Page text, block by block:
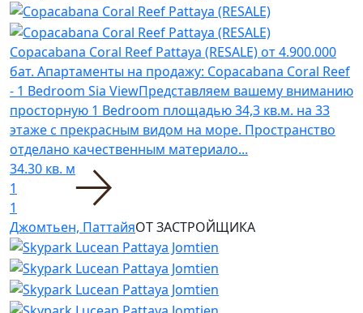
Copacabana Coral Reef Pattaya (RESALE)от 4.900.000
бат. Апартаменты на продажу: Copacabana Coral Reef
- 1 Bedroom Sia ViewПредставляем вашему вниманию
просторную 1 Bedroom площадью 34,3 кв.м. на 33
этаже с прекрасным видом на море. Пространство
отделано качественным материало...
34.30 кв. м
1
1
Джомтьен, ПаттайяОТ ЗАСТРОЙЩИКА